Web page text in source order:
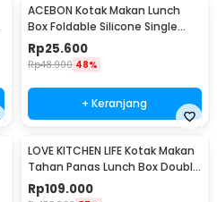
ACEBON Kotak Makan Lunch
Box Foldable Silicone Single
Layer 550ml - ACB55
Rp25.600
Rp48.900 48%
+ Keranjang
LOVE KITCHEN LIFE Kotak Makan
Tahan Panas Lunch Box Double
Layer - YM8686/YM9645
Rp109.000